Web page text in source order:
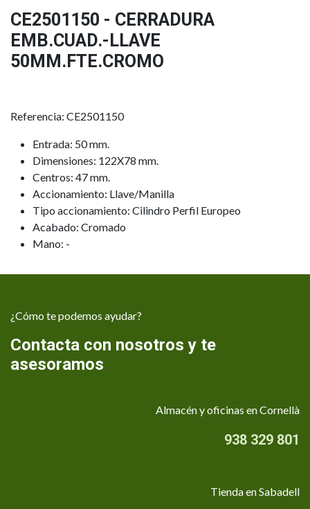
CE2501150 - CERRADURA
EMB.CUAD.-LLAVE
50MM.FTE.CROMO
Referencia: CE2501150
Entrada: 50 mm.
Dimensiones: 122X78 mm.
Centros: 47 mm.
Accionamiento: Llave/Manilla
Tipo accionamiento: Cilindro Perfil Europeo
Acabado: Cromado
Mano: -
¿Cómo te podemos ayudar?
Contacta con nosotros y te
asesoramos
Almacén y oficinas en Cornellà
938 329 801
Tienda en Sabadell